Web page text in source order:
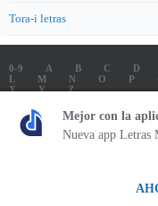
Tora-i letras
0-9 A B C D
L
M N O P
X
Y
Z
LETRAS
SOUNDTRACK
TOP 100 LETRAS
ENVIA
Letrasmania.com -
Mejor con la
Nueva app Letras